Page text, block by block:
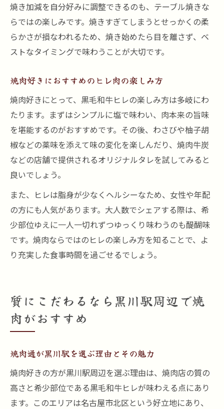
焼き加減を自分好みに調整できるのも、テーブル焼きな
らではの楽しみです。焼きすぎてしまうとせっかくの柔
らかさが損なわれるため、焼き始めたら目を離さず、ベ
ストなタイミングで味わうことが大切です。
焼肉好きにおすすめのヒレ肉の楽しみ方
焼肉好きにとって、黒毛和牛ヒレの楽しみ方は多岐にわ
たります。まずはシンプルに塩で味わい、肉本来の旨味
を堪能するのがおすすめです。その後、わさびや柚子胡
椒などの薬味を添えて味の変化を楽しんだり、焼肉牛炭
などの店舗で提供されるオリジナルタレを試してみると
良いでしょう。
また、ヒレは脂身が少なくヘルシーなため、女性や年配
の方にも人気があります。大人数でシェアする際は、希
少部位ゆえに一人一切れずつゆっくり味わうのも醍醐味
です。焼肉ならではのヒレの楽しみ方を知ることで、よ
り充実した食事時間を過ごせるでしょう。
質にこだわるなら黒川駅周辺で焼
肉がおすすめ
焼肉通が黒川駅を選ぶ理由とその魅力
焼肉好きの方が黒川駅周辺を選ぶ理由は、焼肉店の質の
高さと希少部位である黒毛和牛ヒレが味わえる点にあり
ます。このエリアは名古屋市北区という好立地にあり、